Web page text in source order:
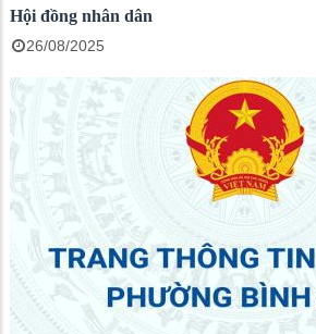
Hội đồng nhân dân
26/08/2025